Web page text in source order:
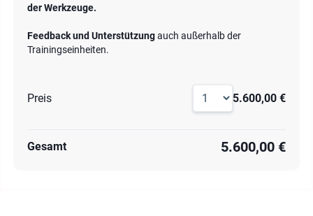
der Werkzeuge.
Feedback und Unterstützungauch außerhalb der
Trainingseinheiten.
Preis 5.600,00 €
Gesamt 5.600,00 €